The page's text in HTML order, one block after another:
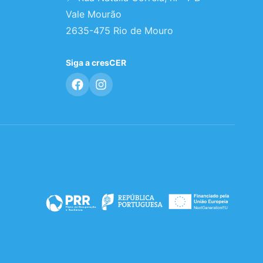
Vale Mourão
2635-475 Rio de Mouro
Siga a cresCER